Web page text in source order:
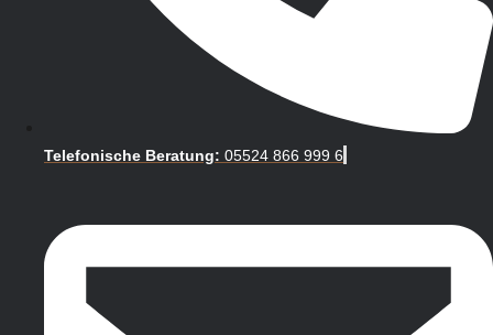
Telefonische Beratung: 05524 866 999 6